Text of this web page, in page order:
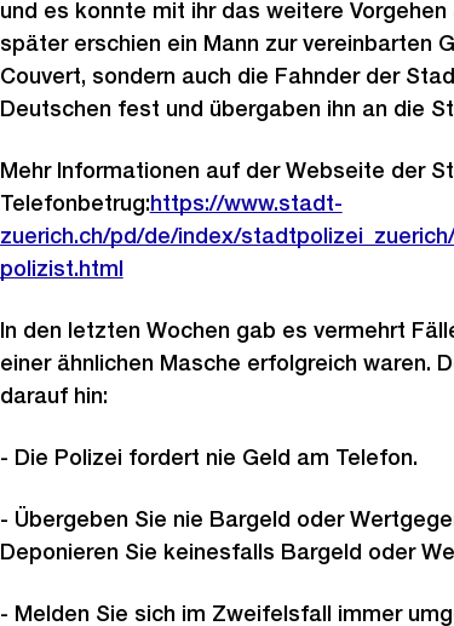
und es konnte mit ihr das weitere
später erschien ein Mann zur vereinbarten
Couvert, sondern auch die Fahnder der
Deutschen fest und übergaben ihn an die
Mehr Informationen auf der Webseite der
Telefonbetrug:https://www.stadt-
zuerich.ch/pd/de/index/
polizist.html
In den letzten Wochen gab es vermehrt
einer ähnlichen Masche erfolgreich waren.
darauf hin:
- Die Polizei fordert nie Geld am Telefon.
- Übergeben Sie nie Bargeld oder
Deponieren Sie keinesfalls Bargeld oder
- Melden Sie sich im Zweifelsfall immer